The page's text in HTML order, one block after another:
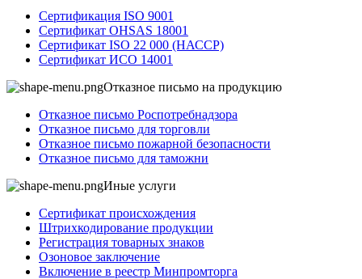
Сертификация ISO 9001
Сертификат OHSAS 18001
Сертификат ISO 22 000 (НАССР)
Сертификат ИСО 14001
Отказное письмо на продукцию
Отказное письмо Роспотребнадзора
Отказное письмо для торговли
Отказное письмо пожарной безопасности
Отказное письмо для таможни
Иные услуги
Сертификат происхождения
Штрихкодирование продукции
Регистрация товарных знаков
Озоновое заключение
Включение в реестр Минпромторга